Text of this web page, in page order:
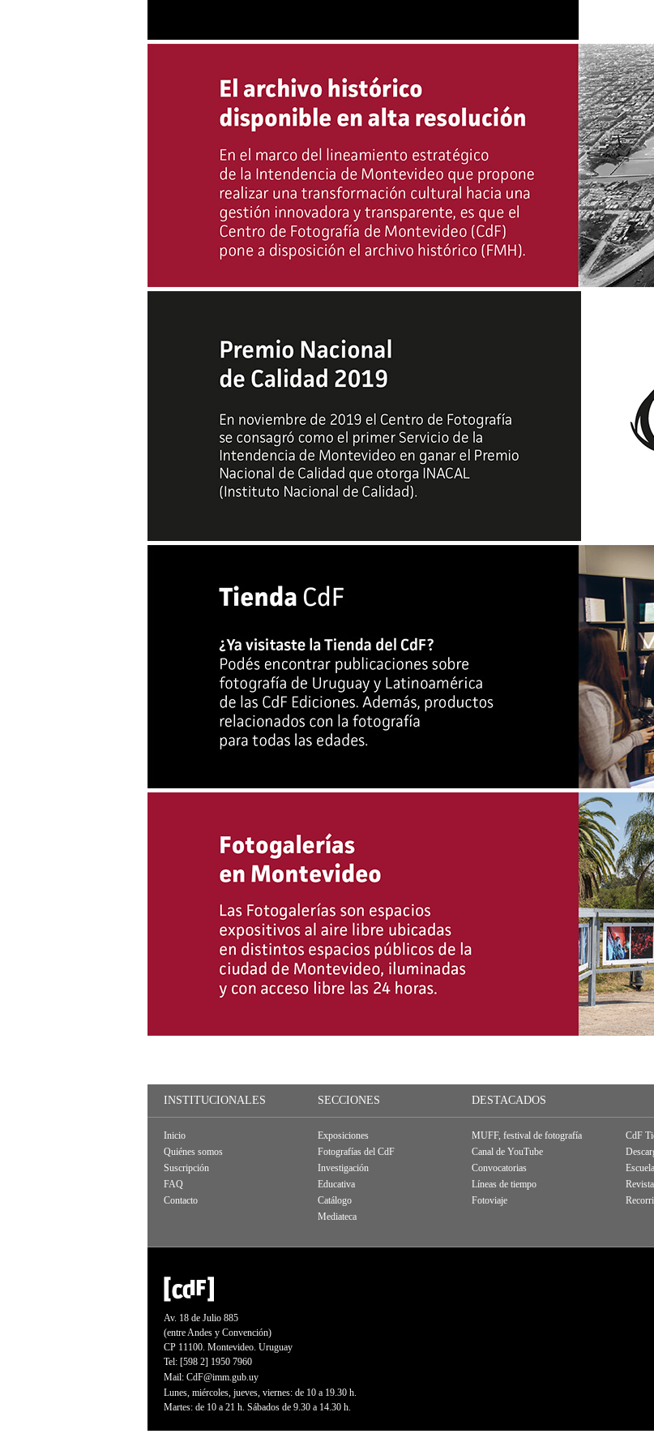
INSTITUCIONALES SECCIONES DESTACADOS
Inicio
Quiénes somos
Suscripción
FAQ
Contacto
Exposiciones
Fotografías del CdF
Investigación
Educativa
Catálogo
Mediateca
MUFF, festival de fotografía
Canal de YouTube
Convocatorias
Líneas de tiempo
Fotoviaje
CdF
Av. 18 de Julio 885
(entre Andes y Convención)
CP 11100. Montevideo. Uruguay
Tel: [598 2] 1950 7960
Mail: CdF@imm.gub.uy
Lunes, miércoles, jueves, viernes: de 10 a 19.30 h.
Martes: de 10 a 21 h. Sábados de 9.30 a 14.30 h.